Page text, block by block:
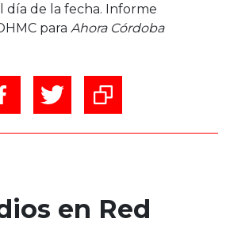
día de la fecha. Informe
para Ahora Córdoba
en Red